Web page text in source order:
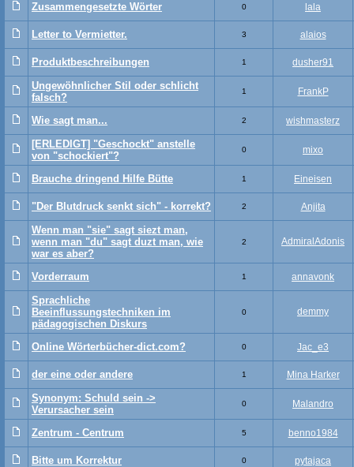
Zusammengesetzte Wörter 0 lala
Letter to Vermietter. 3 alaios
Produktbeschreibungen 1 dusher91
Ungewöhnlicher Stil oder schlicht
falsch?
1 FrankP
Wie sagt man... 2 wishmasterz
[ERLEDIGT] "Geschockt" anstelle
von "schockiert"?
0 mixo
Brauche dringend Hilfe Bütte 1 Eineisen
"Der Blutdruck senkt sich" - korrekt? 2 Anjita
Wenn man "sie" sagt siezt man,
wenn man "du" sagt duzt man, wie
war es aber?
2 AdmiralAdonis
Vorderraum 1 annavonk
Sprachliche
Beeinflussungstechniken im
pädagogischen Diskurs
0 demmy
Online Wörterbücher-dict.com? 0 Jac_e3
der eine oder andere 1 Mina Harker
Synonym: Schuld sein ->
Verursacher sein
0 Malandro
Zentrum - Centrum 5 benno1984
Bitte um Korrektur 0 pytajaca